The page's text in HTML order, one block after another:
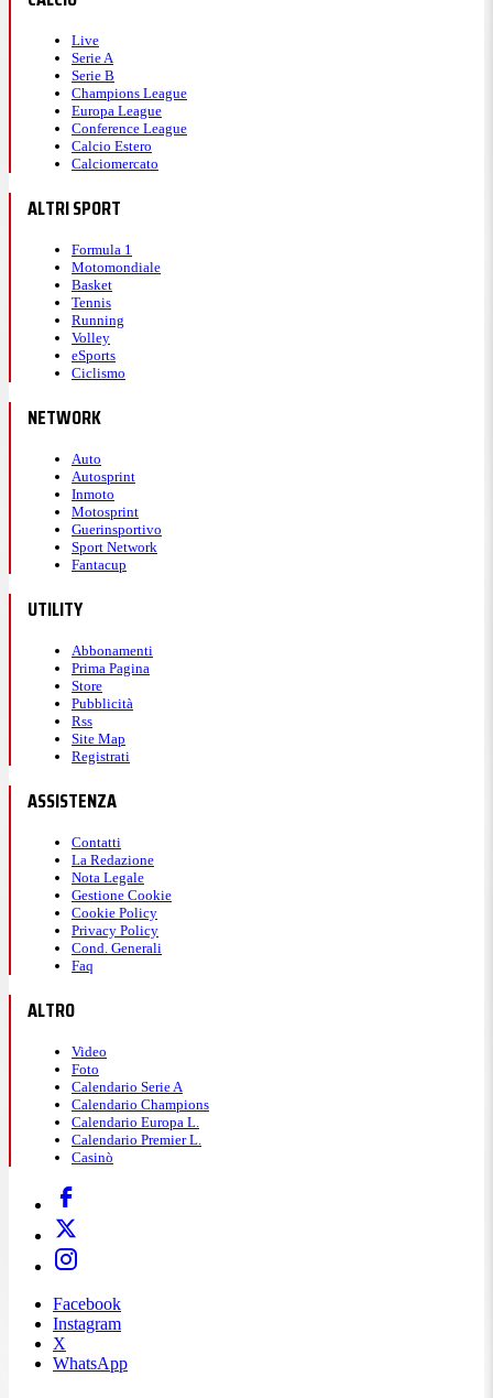
Live
Serie A
Serie B
Champions League
Europa League
Conference League
Calcio Estero
Calciomercato
ALTRI SPORT
Formula 1
Motomondiale
Basket
Tennis
Running
Volley
eSports
Ciclismo
NETWORK
Auto
Autosprint
Inmoto
Motosprint
Guerinsportivo
Sport Network
Fantacup
UTILITY
Abbonamenti
Prima Pagina
Store
Pubblicità
Rss
Site Map
Registrati
ASSISTENZA
Contatti
La Redazione
Nota Legale
Gestione Cookie
Cookie Policy
Privacy Policy
Cond. Generali
Faq
ALTRO
Video
Foto
Calendario Serie A
Calendario Champions
Calendario Europa L.
Calendario Premier L.
Casinò
Facebook
Instagram
X
WhatsApp